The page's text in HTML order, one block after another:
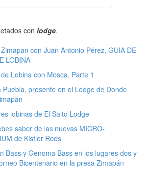
con lodge.
con Juan Antonio Pérez, GUIA DE
LOBINA
Lobina con Mosca, Parte 1
Puebla, presente en el Lodge de Donde
lobinas de El Salto Lodge
saber de las nuevas MICRO-
de Kistler Rods
Bass y Genoma Bass en los lugares dos y
Bicentenario en la presa Zimapán